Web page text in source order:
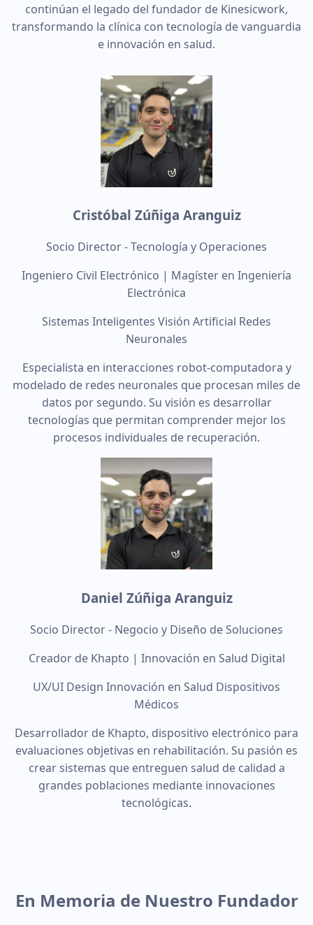
continúan el legado del fundador de Kinesicwork,
transformando la clínica con tecnología de vanguardia
e innovación en salud.
Cristóbal Zúñiga Aranguiz
Socio Director - Tecnología y Operaciones
Ingeniero Civil Electrónico | Magíster en Ingeniería
Electrónica
Sistemas Inteligentes Visión Artificial Redes
Neuronales
Especialista en interacciones robot-computadora y
modelado de redes neuronales que procesan miles de
datos por segundo. Su visión es desarrollar
tecnologías que permitan comprender mejor los
procesos individuales de recuperación.
Daniel Zúñiga Aranguiz
Socio Director - Negocio y Diseño de Soluciones
Creador de Khapto | Innovación en Salud Digital
UX/UI Design Innovación en Salud Dispositivos
Médicos
Desarrollador de Khapto, dispositivo electrónico para
evaluaciones objetivas en rehabilitación. Su pasión es
crear sistemas que entreguen salud de calidad a
grandes poblaciones mediante innovaciones
tecnológicas.
En Memoria de Nuestro Fundador